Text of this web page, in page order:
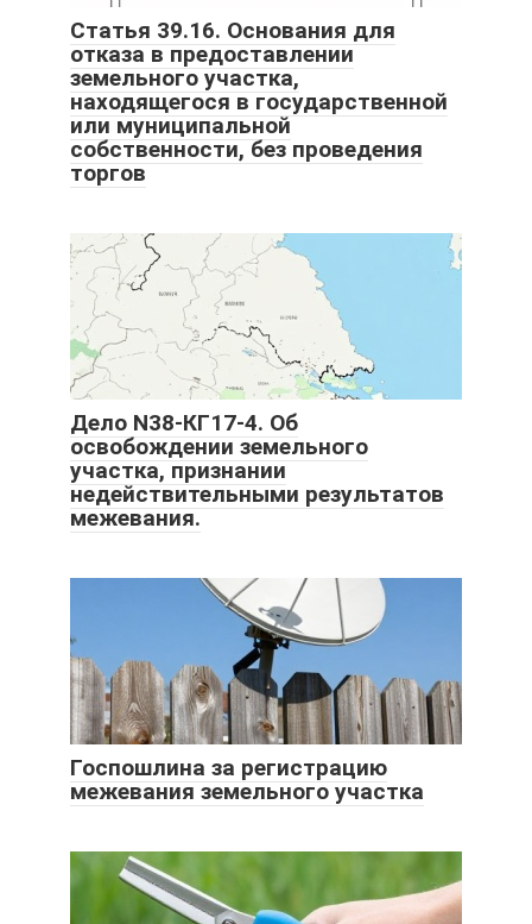
Статья 39.16. Основания для
отказа в предоставлении
земельного участка,
находящегося в государственной
или муниципальной
собственности, без проведения
торгов
Дело N38-КГ17-4. Об
освобождении земельного
участка, признании
недействительными результатов
межевания.
Госпошлина за регистрацию
межевания земельного участка